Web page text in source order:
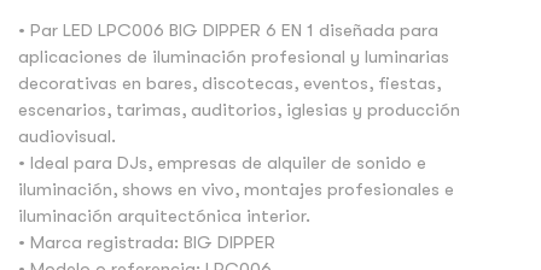
• Par LED LPC006 BIG DIPPER 6 EN 1 diseñada para
aplicaciones de iluminación profesional y luminarias
decorativas en bares, discotecas, eventos, fiestas,
escenarios, tarimas, auditorios, iglesias y producción
audiovisual.
• Ideal para DJs, empresas de alquiler de sonido e
iluminación, shows en vivo, montajes profesionales e
iluminación arquitectónica interior.
• Marca registrada: BIG DIPPER